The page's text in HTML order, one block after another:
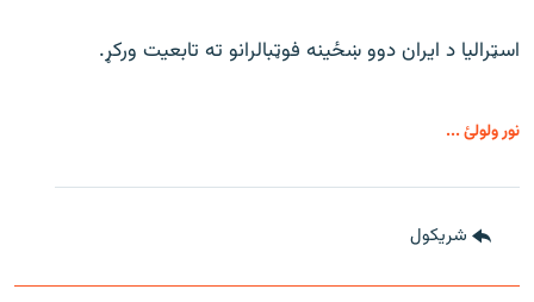
اسټرالیا د ایران دوو ښځینه فوټبالرانو ته تابعیت ورکړ.
نور ولولئ ...
شريکول